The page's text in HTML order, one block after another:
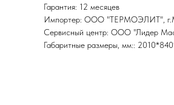
Гарантия: 12 месяцев
Импортер: ООО "ТЕРМОЭЛИТ",
Сервисный центр: ООО "Лидер
Габаритные размеры, мм::